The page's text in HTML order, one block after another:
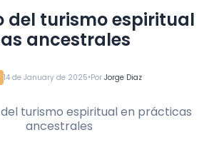
14 de January de 2025•Por Jorge Diaz
ancestrales